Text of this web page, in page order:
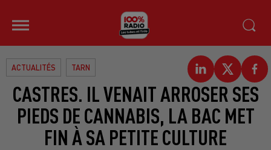
ACTUALITÉS TARN
CASTRES. IL VENAIT ARROSER SES
PIEDS DE CANNABIS, LA BAC MET
FIN À SA PETITE CULTURE